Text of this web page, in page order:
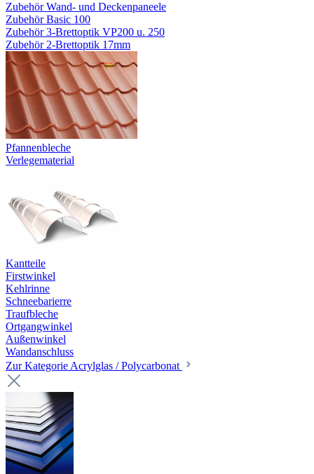
Zubehör Wand- und Deckenpaneele
Zubehör Basic 100
Zubehör 3-Brettoptik VP200 u. 250
Zubehör 2-Brettoptik 17mm
Pfannenbleche
Verlegematerial
Kantteile
Firstwinkel
Kehlrinne
Schneebarierre
Traufbleche
Ortgangwinkel
Außenwinkel
Wandanschluss
Zur Kategorie Acrylglas / Polycarbonat